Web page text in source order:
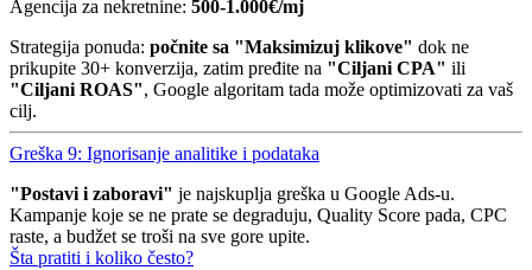
Agencija za nekretnine: 500-1.000€/mj
Strategija ponuda: počnite sa "Maksimizuj klikove" dok ne
prikupite 30+ konverzija, zatim pređite na "Ciljani CPA" ili
"Ciljani ROAS", Google algoritam tada može optimizovati za vaš
cilj.
Greška 9: Ignorisanje analitike i podataka
"Postavi i zaboravi" je najskuplja greška u Google Ads-u.
Kampanje koje se ne prate se degraduju, Quality Score pada, CPC
raste, a budžet se troši na sve gore upite.
Šta pratiti i koliko često?